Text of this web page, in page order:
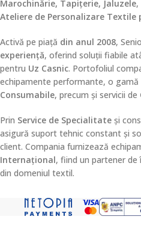
Marochinărie, Tapițerie, Jaluzele,
Ateliere de Personalizare
Activă pe piață din anul 2008,
experiență, oferind soluții fiabile
pentru Uz Casnic. Portofoliul
echipamente performante, o gamă
Consumabile, precum și servicii de
Prin Service de Specialitate și
asigură suport tehnic constant și
client. Compania furnizează
Internațional, fiind un partener
din domeniul textil.